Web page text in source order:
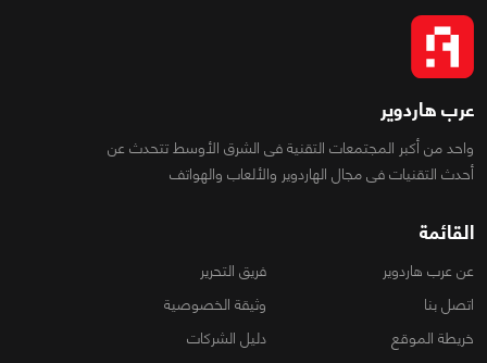
عرب هاردوير
واحد من أكبر المجتمعات التقنية فى الشرق الأوسط تتحدث عن
أحدث التقنيات فى مجال الهاردوير والألعاب والهواتف
القائمة
عن عرب هاردوير
فريق التحرير
اتصل بنا
وثيقة الخصوصية
خريطة الموقع
دليل الشركات